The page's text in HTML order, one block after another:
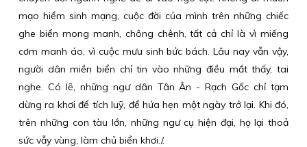
mạo hiểm sinh mạng, cuộc đời của mình trên những chiếc
ghe biển mong manh, chông chênh, tất cả chỉ là vì miếng
cơm manh áo, vì cuộc mưu sinh bức bách. Lâu nay vẫn vậy,
người dân miền biển chỉ tin vào những điều mắt thấy, tai
nghe. Có lẽ, những ngư dân Tân Ân - Rạch Gốc chỉ tạm
dừng ra khơi để tích luỹ, để hứa hẹn một ngày trở lại. Khi đó,
trên những con tàu lớn, những ngư cụ hiện đại, họ lại thoả
sức vẫy vùng, làm chủ biển khơi./.